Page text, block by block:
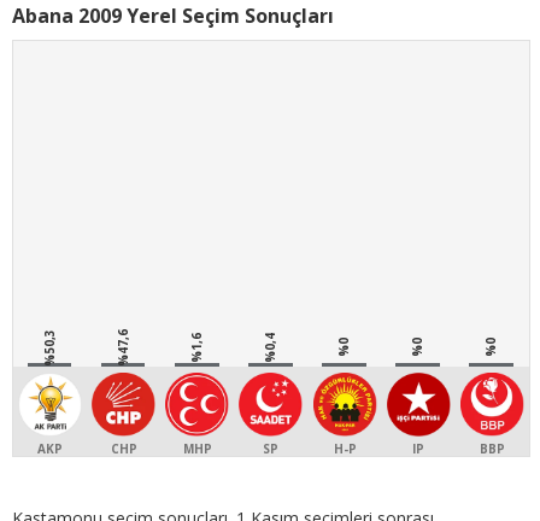
Abana 2009 Yerel Seçim Sonuçları
%50,3
AKP
%47,6
CHP
%1,6
MHP
%0,4
SP
%0
H-P
%0
IP
%0
BBP